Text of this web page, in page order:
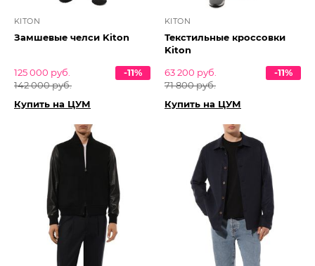
KITON
Замшевые челси Kiton
125 000 руб.
142 000 руб.
-11%
Купить на ЦУМ
KITON
Текстильные кроссовки
Kiton
63 200 руб.
71 800 руб.
-11%
Купить на ЦУМ